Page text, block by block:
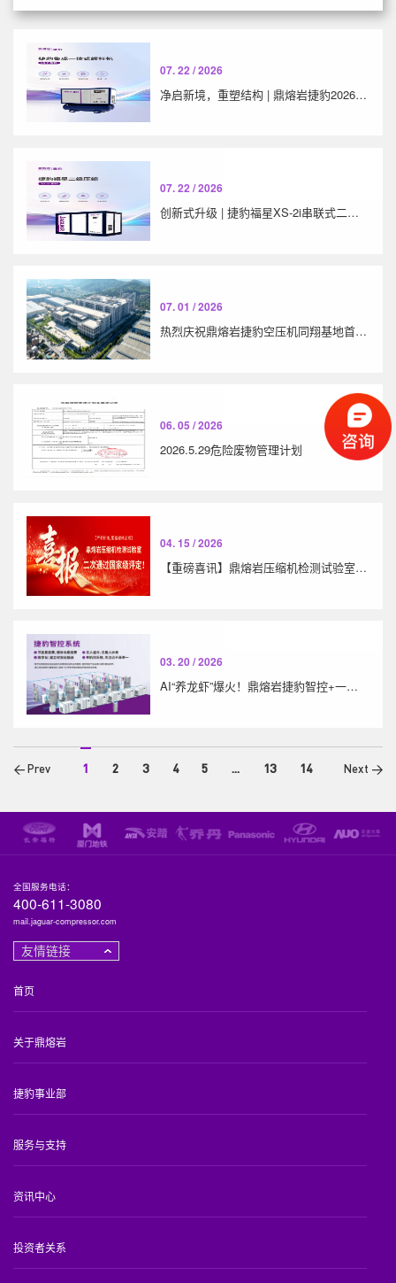
07. 22 / 2026
净启新境，重塑结构 | 鼎熔岩捷豹2026年战略新品“LS双桶系列”全新上市
07. 22 / 2026
创新式升级 | 捷豹福星XS-2i串联式二级压缩系列
07. 01 / 2026
热烈庆祝鼎熔岩捷豹空压机同翔基地首批整机顺利下线
06. 05 / 2026
2026.5.29危险废物管理计划
04. 15 / 2026
【重磅喜讯】鼎熔岩压缩机检测试验室二次通过国家级评定！
03. 20 / 2026
AI“养龙虾”爆火！鼎熔岩捷豹智控+一级空压机站，赋能工业制造智能化升级
< Prev 1 2 3 4 5 ... 13 14 Next >
全国服务电话：
400-611-3080
mail.jaguar-compressor.com
友情链接
首页
关于鼎熔岩
捷豹事业部
服务与支持
资讯中心
投资者关系